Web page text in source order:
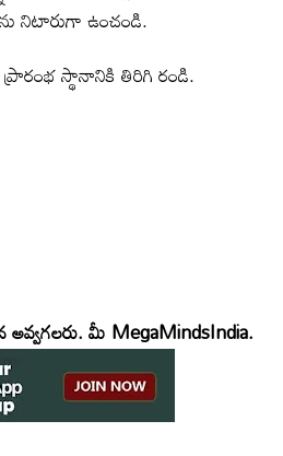
నిటారుగా ఉంచండి.
స్థానానికి తిరిగి రండి.
మీ MegaMindsIndia.